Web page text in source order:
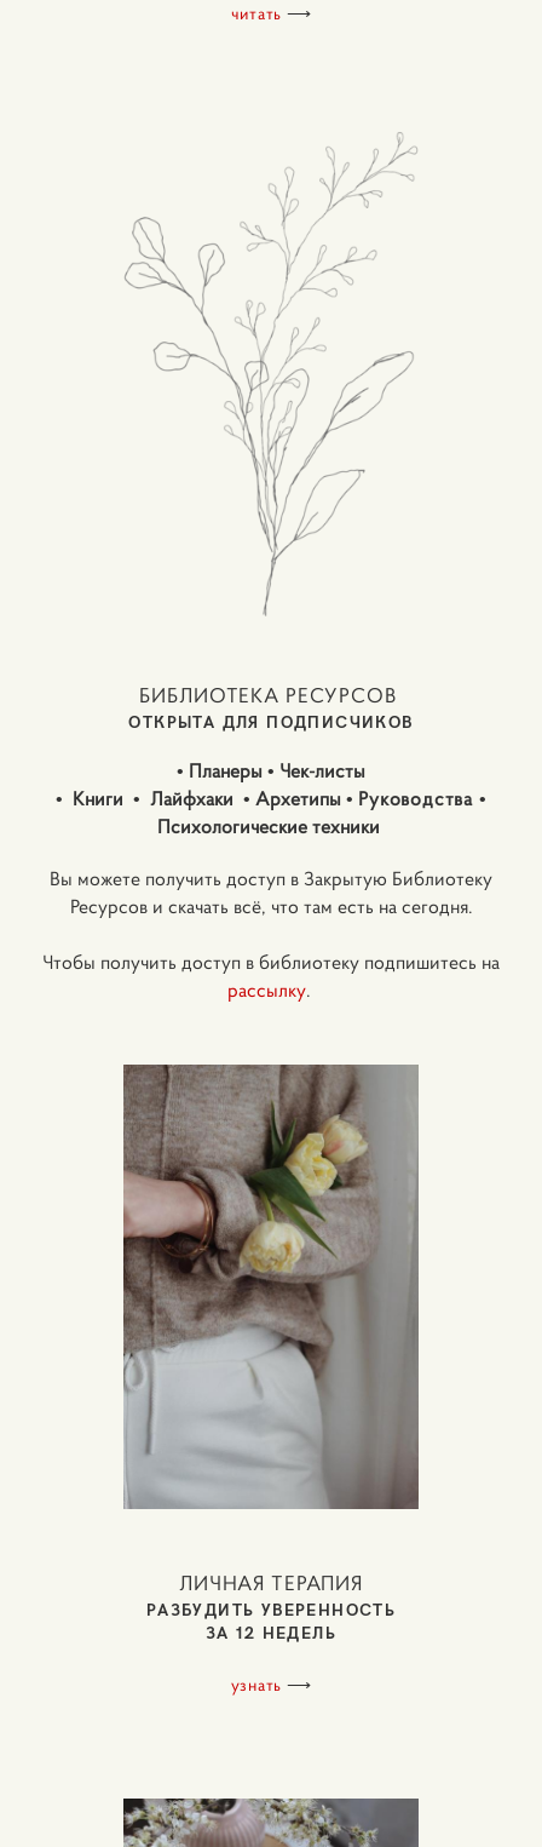
читать ⟶
БИБЛИОТЕКА РЕСУРСОВ
ОТКРЫТА ДЛЯ ПОДПИСЧИКОВ
• Планеры • Чек-листы
• Книги•Лайфхаки• Архетипы • Руководства •
Психологические техники
Вы можете получить доступ в Закрытую Библиотеку
Ресурсов и скачать всё, что там есть на сегодня.
Чтобы получить доступ в библиотеку подпишитесь на
рассылку.
ЛИЧНАЯ ТЕРАПИЯ
РАЗБУДИТЬ УВЕРЕННОСТЬ
ЗА 12 НЕДЕЛЬ
узнать ⟶